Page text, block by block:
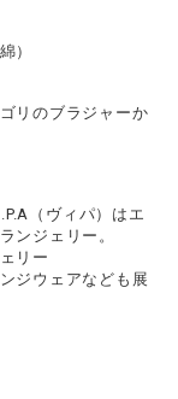
）
リのブラジャーか
（ヴィパ）はエ
ンジェリー。
リー
ジウェアなども展